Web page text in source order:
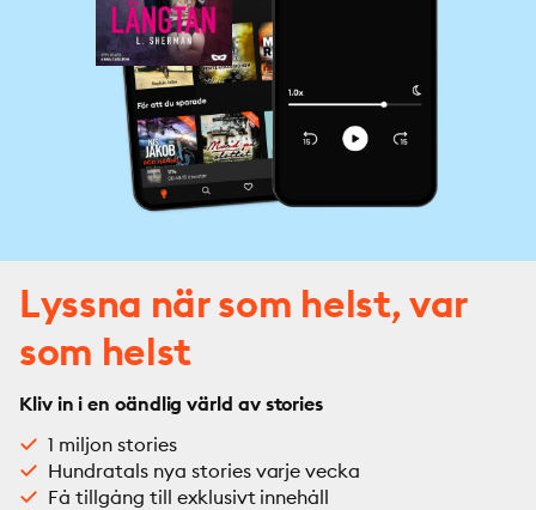
Lyssna när som helst, var
som helst
Kliv in i en oändlig värld av stories
1 miljon stories
Hundratals nya stories varje vecka
Få tillgång till exklusivt innehåll